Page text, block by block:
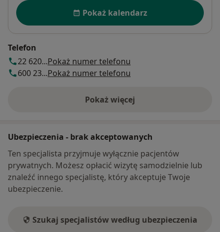
Dostępność
Pokaż kalendarz
Telefon
22 620...Pokaż numer telefonu
600 23...Pokaż numer telefonu
Pokaż więcej
o adresie
Ubezpieczenia - brak akceptowanych
Ten specjalista przyjmuje wyłącznie pacjentów
prywatnych. Możesz opłacić wizytę samodzielnie lub
znaleźć innego specjalistę, który akceptuje Twoje
ubezpieczenie.
Szukaj specjalistów według ubezpieczenia